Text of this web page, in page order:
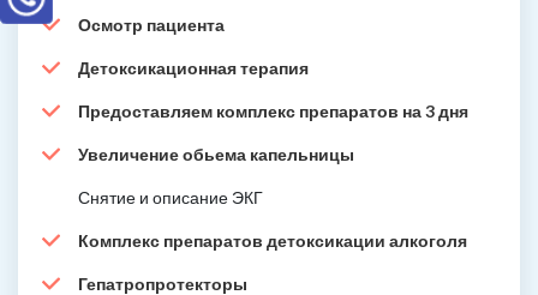
Осмотр пациента
Детоксикационная терапия
Предоставляем комплекс препаратов на 3 дня
Увеличение обьема капельницы
Снятие и описание ЭКГ
Комплекс препаратов детоксикации алкоголя
Гепатропротекторы